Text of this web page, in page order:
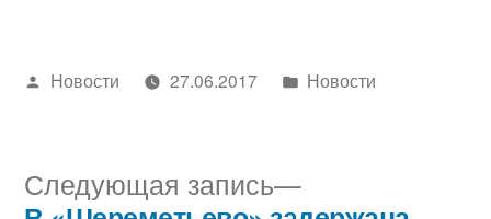
Написано
Новости 27.06.2017
Написано
Новости
Следующая запись
Следующая